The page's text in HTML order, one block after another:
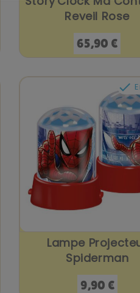
Reveil Rose
Prix
65,90 €

Lampe
Spiderman
Prix
9,90 €